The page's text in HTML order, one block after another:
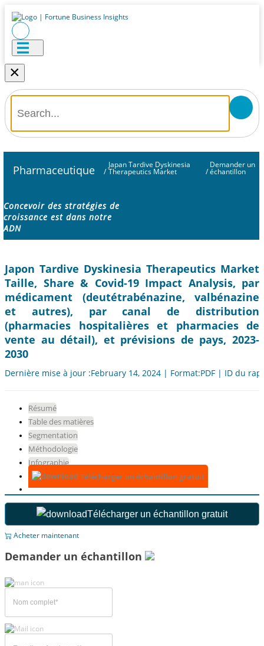
×
Pharmaceutique /
Japan Tardive Dyskinesia
Therapeutics Market /
Demander un
échantillon
Concevoir des stratégies de
croissance est dans notre
ADN
Japon Tardive Dyskinesia Therapeutics Market
Taille, Share & Covid-19 Impact Analysis, par
médicament (deutétrabénazine, valbénazine
et autres), par canal de distribution
(pharmacies hospitalières et pharmacies de
vente au détail), et prévisions de pays, 2023-
2030
Dernière mise à jour :February 14, 2024 | Format:PDF | ID du
Résumé
Table des matières
Segmentation
Méthodologie
Infographie
Télécharger un échantillon gratuit
Télécharger un échantillon gratuit
Acheter maintenant
Demander un échantillon